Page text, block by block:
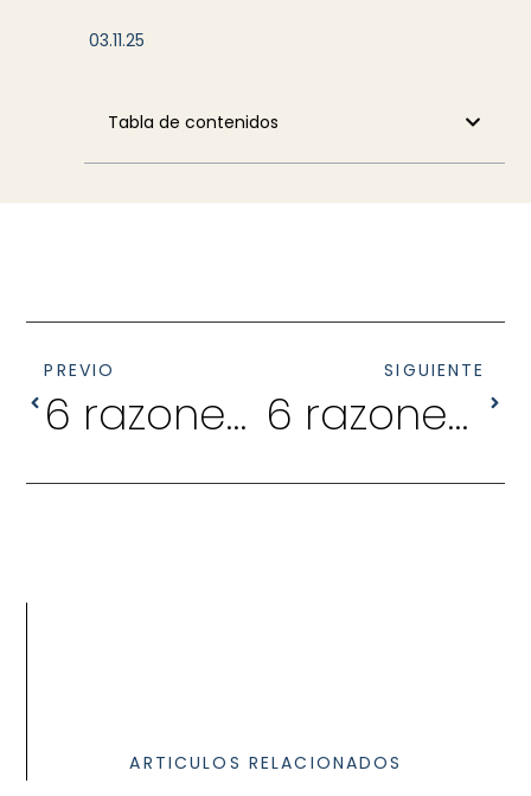
03.11.25
Tabla de contenidos
PREVIO
6 razones por las que la cubeta Hop In de Savic mejora la higiene y la privacidad de los gatos
SIGUIENTE
6 razones por las que la Savic Rueda Rolly para roedores favorece su salud y bienestar
ARTICULOS RELACIONADOS